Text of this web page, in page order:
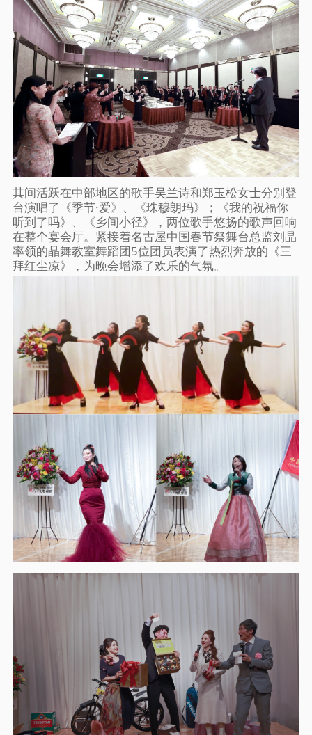
其间活跃在中部地区的歌手吴兰诗和郑玉松女士分别登
台演唱了《季节·爱》、《珠穆朗玛》；《我的祝福你
听到了吗》、《乡间小径》，两位歌手悠扬的歌声回响
在整个宴会厅。紧接着名古屋中国春节祭舞台总监刘晶
率领的晶舞教室舞蹈团5位团员表演了热烈奔放的《三
拜红尘凉》，为晚会增添了欢乐的气氛。